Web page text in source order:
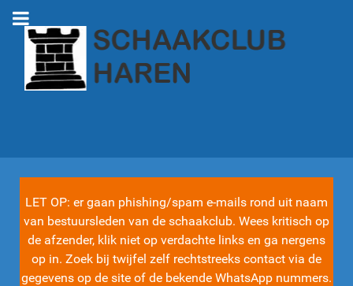
LET OP: er gaan phishing/spam e-mails rond uit naam
van bestuursleden van de schaakclub. Wees kritisch op
de afzender, klik niet op verdachte links en ga nergens
op in. Zoek bij twijfel zelf rechtstreeks contact via de
gegevens op de site of de bekende WhatsApp nummers.